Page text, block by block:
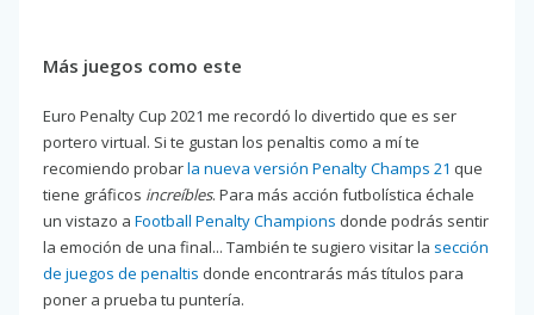
Más juegos como este
Euro Penalty Cup 2021 me recordó lo divertido que es ser
portero virtual. Si te gustan los penaltis como a mí te
recomiendo probarla nueva versión Penalty Champs 21 que
tiene gráficos increíbles. Para más acción futbolística échale
un vistazo a Football Penalty Champions donde podrás sentir
la emoción de una final... También te sugiero visitar la sección
de juegos de penaltis donde encontrarás más títulos para
poner a prueba tu puntería.